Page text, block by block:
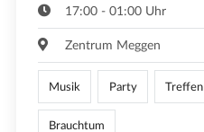
17:00 - 01:00 Uhr
Zentrum Meggen
Musik Party Treffen
Brauchtum